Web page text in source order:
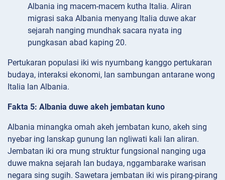
Albania ing macem-macem kutha Italia. Aliran
migrasi saka Albania menyang Italia duwe akar
sejarah nanging mundhak sacara nyata ing
pungkasan abad kaping 20.
Pertukaran populasi iki wis nyumbang kanggo pertukaran
budaya, interaksi ekonomi, lan sambungan antarane wong
Italia lan Albania.
Fakta 5: Albania duwe akeh jembatan kuno
Albania minangka omah akeh jembatan kuno, akeh sing
nyebar ing lanskap gunung lan ngliwati kali lan aliran.
Jembatan iki ora mung struktur fungsional nanging uga
duwe makna sejarah lan budaya, nggambarake warisan
negara sing sugih. Sawetara jembatan iki wis pirang-pirang